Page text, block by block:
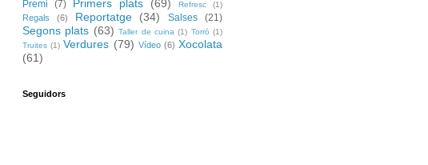
Premi (7) Primers plats (69) Refresc (1)
Regals (6) Reportatge (34) Salses (21)
Segons plats (63) Taller de cuina (1) Torró (1)
Truites (1) Verdures (79) Vídeo (6) Xocolata
(61)
Seguidors